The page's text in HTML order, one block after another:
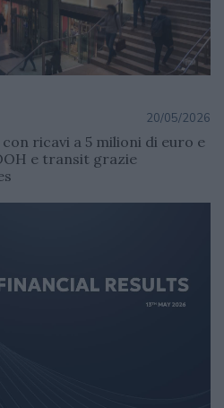
20/05/2026
ricavi a 5 milioni di euro e
e transit grazie